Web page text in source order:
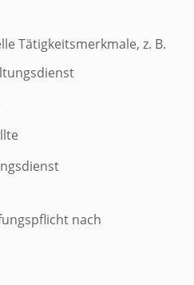
Tätigkeitsmerkmale, z. B.
nach